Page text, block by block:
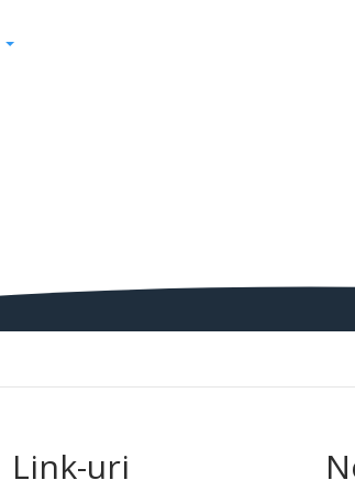
Link-uri